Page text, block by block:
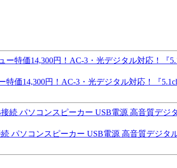
価14,300円！AC-3・光デジタル対応！『
パソコンスピーカー USB電源 高音質デジタ